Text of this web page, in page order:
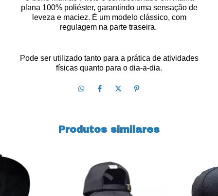
plana 100% poliéster, garantindo uma sensação de
leveza e maciez. É um modelo clássico, com
regulagem na parte traseira.
Pode ser utilizado tanto para a prática de atividades
físicas quanto para o dia-a-dia.
Produtos similares